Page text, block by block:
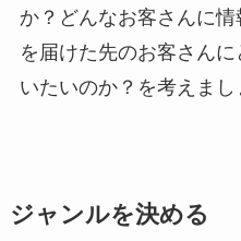
か？どんなお客さんに
を届けた先のお客さん
いたいのか？を考えまし
ジャンルを決める